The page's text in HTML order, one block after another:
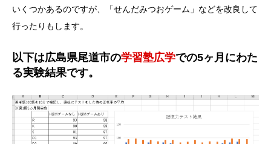
いくつかあるのですが、「せんだみつおゲーム」などを改良して
行ったりもします。
以下は広島県尾道市の学習塾広学での5ヶ月にわた
る実験結果です。